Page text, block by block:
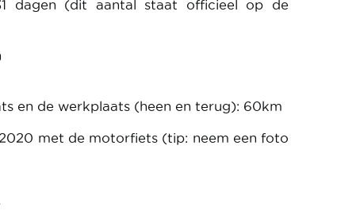
dagen (dit aantal staat officieel op de
en de werkplaats (heen en terug): 60km
met de motorfiets (tip: neem een foto